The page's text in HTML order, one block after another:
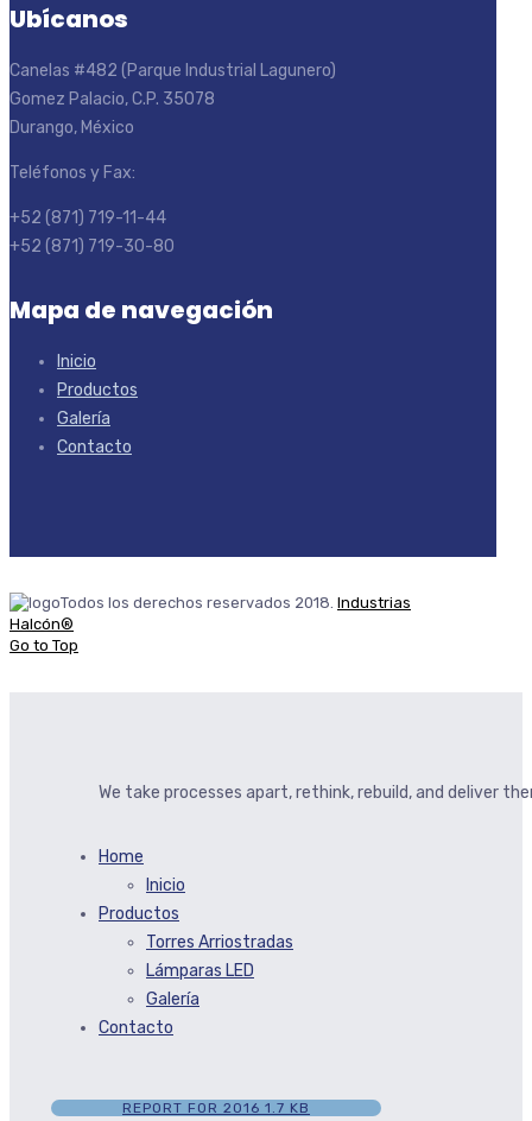
Ubícanos
Canelas #482 (Parque Industrial Lagunero)
Gomez Palacio, C.P. 35078
Durango, México
Teléfonos y Fax:
+52 (871) 719-11-44
+52 (871) 719-30-80
Mapa de navegación
Inicio
Productos
Galería
Contacto
Todos los derechos reservados 2018. Industrias
Halcón®
Go to Top
We take processes apart, rethink, rebuild, and deliver
Home
Inicio
Productos
Torres Arriostradas
Lámparas LED
Galería
Contacto
REPORT FOR 2016 1.7 KB